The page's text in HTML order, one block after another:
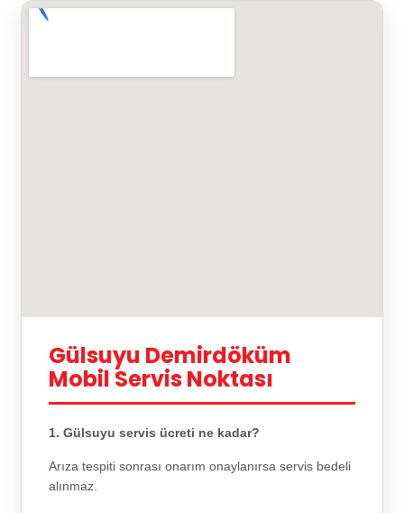
Gülsuyu Demirdöküm
Mobil Servis Noktası
1. Gülsuyu servis ücreti ne kadar?
Arıza tespiti sonrası onarım onaylanırsa servis bedeli
alınmaz.